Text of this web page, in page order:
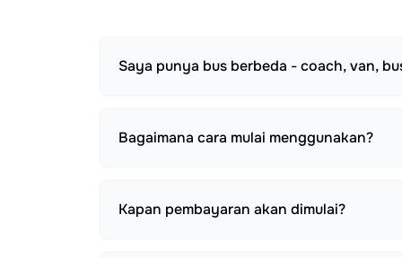
Saya punya bus berbeda - coach, van,
Bagaimana cara mulai menggunakan?
Kapan pembayaran akan dimulai?